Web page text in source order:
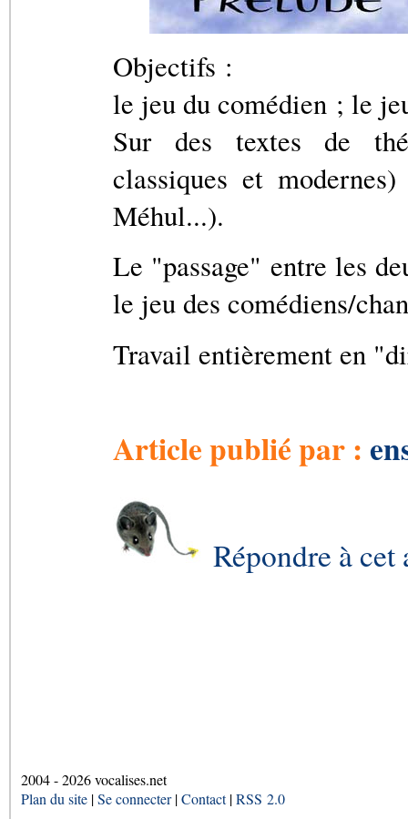
Objectifs :
le jeu du comédien ; le
Sur des textes de
classiques et
Méhul...).
Le "passage" entre les
le jeu des comédiens/
Travail entièrement en
Article publié par :
Répondre à
2004 - 2026 vocalises.net
Plan du site |Se connecter|Contact|RSS 2.0